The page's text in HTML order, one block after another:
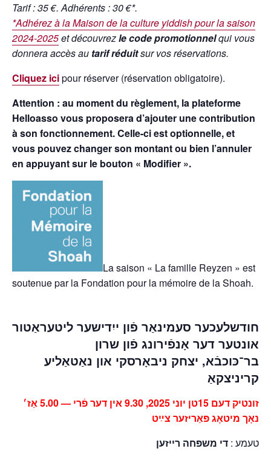
Tarif : 35 €. Adhérents : 30 €*.
*Adhérez à la Maison de la culture yiddish pour la saison
2024-2025et découvrezle code promotionnelqui vous
donnera accès au tarif réduitsur vos réservations.
Cliquez icipour réserver (réservation obligatoire).
Attention : au moment du règlement, la plateforme
Helloasso vous proposera d’ajouter une contribution
à son fonctionnement. Celle-ci est optionnelle, et
vous pouvez changer son montant ou bien l’annuler
en appuyant sur le bouton « Modifier ».
La saison « La famille Reyzen » est
soutenue par la Fondation pour la mémoire de la Shoah.
חודשלעכער סעמינאַר פֿון ייִדישער ליטעראַטור
אונטער דער אָנפֿירונג פֿון שרון
בר־כּוכבֿא, יצחק ניבאָרסקי און נאַטאַליע
קריניצקאַ
נאָך מיטאָג פּאַריזער צײַט
טעמע : די משפּחה רייזען